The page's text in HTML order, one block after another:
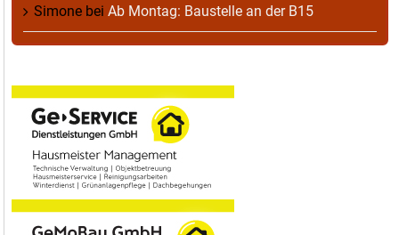
Simone bei Ab Montag: Baustelle an der B15